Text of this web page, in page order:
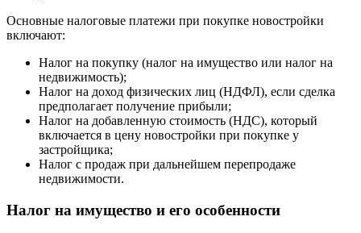
Основные налоговые платежи при покупке новостройки
включают:
Налог на покупку (налог на имущество или налог на
недвижимость);
Налог на доход физических лиц (НДФЛ), если сделка
предполагает получение прибыли;
Налог на добавленную стоимость (НДС), который
включается в цену новостройки при покупке у
застройщика;
Налог с продаж при дальнейшем перепродаже
недвижимости.
Налог на имущество и его особенности